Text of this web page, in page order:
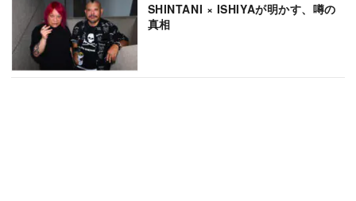
SHINTANI × ISHIYAが明かす、噂の
真相